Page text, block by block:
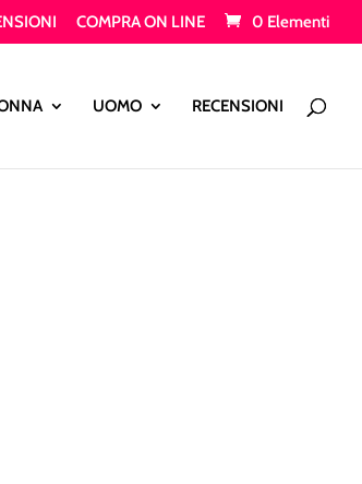
COMPRA ON LINE 0 Elementi
UOMO RECENSIONI